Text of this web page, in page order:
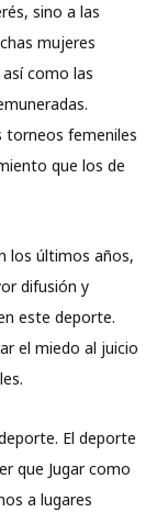
sino a las
mujeres
como las
torneos femeniles
que los de
los últimos años,
difusión y
este deporte.
el miedo al juicio
El deporte
que Jugar como
a lugares